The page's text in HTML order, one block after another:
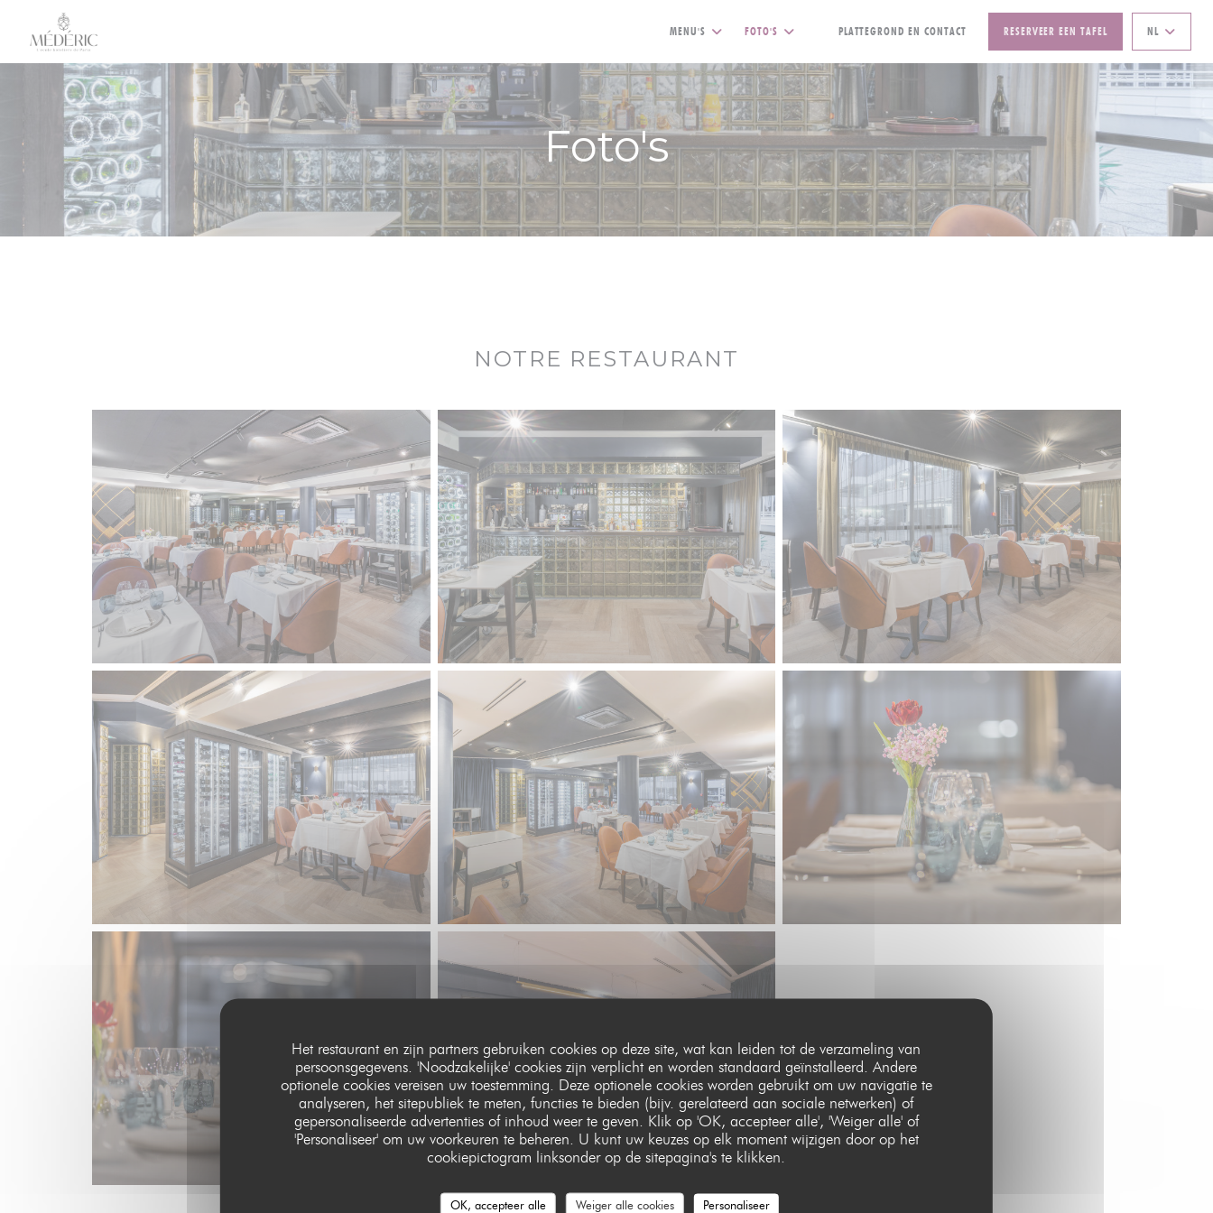
Cookies beheer paneel
Het restaurant en zijn partners gebruiken cookies op deze site, wat kan leiden tot de verzameling van
persoonsgegevens. 'Noodzakelijke' cookies zijn verplicht en worden standaard geïnstalleerd. Andere
optionele cookies vereisen uw toestemming. Deze optionele cookies worden gebruikt om uw navigatie te
analyseren, het sitepubliek te meten, functies te bieden (bijv. gerelateerd aan sociale netwerken) of
gepersonaliseerde advertenties of inhoud weer te geven. Klik op 'OK, accepteer alle', 'Weiger alle' of
'Personaliseer' om uw voorkeuren te beheren. U kunt uw keuzes op elk moment wijzigen door op het
cookiepictogram linksonder op de sitepagina's te klikken.
OK, accepteer alle Weiger alle cookies
Personaliseer
MENU'S FOTO'S PLATTEGROND EN CONTACT RESERVEER EEN TAFEL NL
Foto's
NOTRE RESTAURANT